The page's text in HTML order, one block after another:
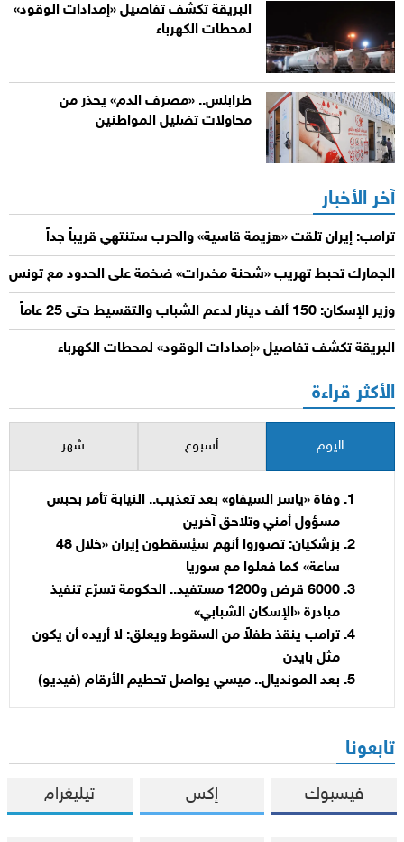
البريقة تكشف تفاصيل «إمدادات الوقود»
لمحطات الكهرباء
طرابلس.. «مصرف الدم» يحذر من
محاولات تضليل المواطنين
آخر الأخبار
ترامب: إيران تلقت «هزيمة قاسية» والحرب ستنتهي قريباً جداً
الجمارك تحبط تهريب «شحنة مخدرات» ضخمة على الحدود مع تونس
وزير الإسكان: 150 ألف دينار لدعم الشباب والتقسيط حتى 25 عاماً
البريقة تكشف تفاصيل «إمدادات الوقود» لمحطات الكهرباء
الأكثر قراءة
اليوم أسبوع شهر
وفاة «ياسر السيفاو» بعد تعذيب.. النيابة تأمر بحبس
مسؤول أمني وتلاحق آخرين
بزشكيان: تصوروا أنهم سيُسقطون إيران «خلال 48
ساعة» كما فعلوا مع سوريا
6000 قرض و1200 مستفيد.. الحكومة تسرّع تنفيذ
مبادرة «الإسكان الشبابي»
ترامب ينقذ طفلاً من السقوط ويعلق: لا أريده أن يكون
مثل بايدن
بعد المونديال.. ميسي يواصل تحطيم الأرقام (فيديو)
تابعونا
فيسبوك إكس تيليغرام